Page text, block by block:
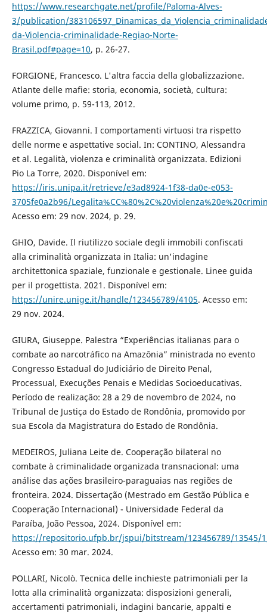
https://www.researchgate.net/profile/Paloma-Alves-
3/publication/
da-Violencia-criminalidade-Regiao-Norte-
Brasil.pdf#page=10, p. 26-27.
FORGIONE, Francesco. L'altra faccia della globalizzazione.
Atlante delle mafie: storia, economia, società, cultura:
volume primo, p. 59-113, 2012.
FRAZZICA, Giovanni. I comportamenti virtuosi tra rispetto
delle norme e aspettative social. In: CONTINO, Alessandra
et al. Legalità, violenza e criminalità organizzata. Edizioni
Pio La Torre, 2020. Disponível em:
https://iris.unipa.it/retrieve/e3ad8924-1f38-da0e-e053-
3705fe0a2b96/
Acesso em: 29 nov. 2024, p. 29.
GHIO, Davide. Il riutilizzo sociale degli immobili confiscati
alla criminalità organizzata in Italia: un'indagine
architettonica spaziale, funzionale e gestionale. Linee guida
per il progettista. 2021. Disponível em:
https://unire.unige.it/handle/123456789/4105. Acesso em:
29 nov. 2024.
GIURA, Giuseppe. Palestra “Experiências italianas para o
combate ao narcotráfico na Amazônia” ministrada no evento
Congresso Estadual do Judiciário de Direito Penal,
Processual, Execuções Penais e Medidas Socioeducativas.
Período de realização: 28 a 29 de novembro de 2024, no
Tribunal de Justiça do Estado de Rondônia, promovido por
sua Escola da Magistratura do Estado de Rondônia.
MEDEIROS, Juliana Leite de. Cooperação bilateral no
combate à criminalidade organizada transnacional: uma
análise das ações brasileiro-paraguaias nas regiões de
fronteira. 2024. Dissertação (Mestrado em Gestão Pública e
Cooperação Internacional) - Universidade Federal da
Paraíba, João Pessoa, 2024. Disponível em:
https://repositorio.ufpb.br/jspui/bitstream/123456789/13545/
Acesso em: 30 mar. 2024.
POLLARI, Nicolò. Tecnica delle inchieste patrimoniali per la
lotta alla criminalità organizzata: disposizioni generali,
accertamenti patrimoniali, indagini bancarie, appalti e